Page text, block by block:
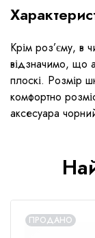
Крім роз’єму, в
відзначимо, що
плоскі. Розмір
комфортно
аксесуара
ПРОДАНО